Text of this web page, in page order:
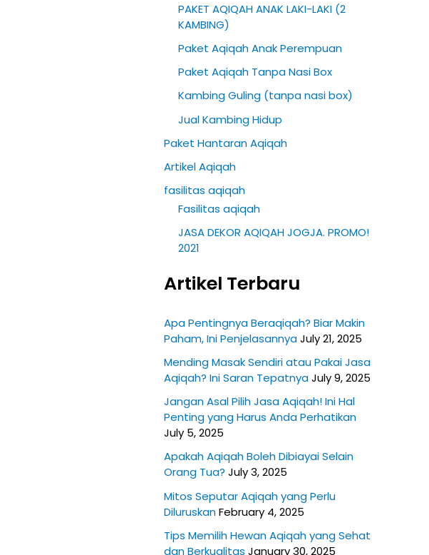
PAKET AQIQAH ANAK LAKI-LAKI (2
KAMBING)
Paket Aqiqah Anak Perempuan
Paket Aqiqah Tanpa Nasi Box
Kambing Guling (tanpa nasi box)
Jual Kambing Hidup
Paket Hantaran Aqiqah
Artikel Aqiqah
fasilitas aqiqah
Fasilitas aqiqah
JASA DEKOR AQIQAH JOGJA. PROMO!
2021
Artikel Terbaru
Apa Pentingnya Beraqiqah? Biar Makin
Paham, Ini PenjelasannyaJuly 21, 2025
Mending Masak Sendiri atau Pakai Jasa
Aqiqah? Ini Saran TepatnyaJuly 9, 2025
Jangan Asal Pilih Jasa Aqiqah! Ini Hal
Penting yang Harus Anda Perhatikan
July 5, 2025
Apakah Aqiqah Boleh Dibiayai Selain
Orang Tua? July 3, 2025
Mitos Seputar Aqiqah yang Perlu
DiluruskanFebruary 4, 2025
Tips Memilih Hewan Aqiqah yang Sehat
dan Berkualitas January 30, 2025